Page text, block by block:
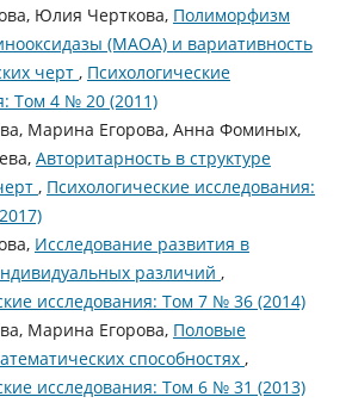
Юлия Черткова, Полиморфизм
(МАОА) и вариативность
черт , Психологические
Том 4 № 20 (2011)
Марина Егорова, Анна Фоминых,
Авторитарность в структуре
, Психологические исследования:
Исследование развития в
различий ,
исследования: Том 7 № 36 (2014)
Марина Егорова, Половые
способностях ,
исследования: Том 6 № 31 (2013)